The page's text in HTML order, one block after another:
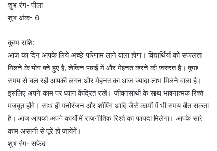
शुभ रंग- पीला
शुभ अंक- 6
कुम्भ राशि:
आज का दिन आपके लिये अच्छे परिणाम लाने वाला होगा। विद्यार्थियों को सफलता
मिलने के योग बने हुए है, लेकिन पढाई में और मेहनत करने की जरुरत है। कुछ
समय से चल रही आपकी लगन और मेहनत का आज ज्यादा लाभ मिलने वाला है।
इसलिए अपने काम पर ध्यान केंद्रित रखें। जीवनसाथी के साथ भावनात्मक रिश्ते
मजबूत होंगे। साथ ही मनोरंजन और शॉपिंग आदि जैसे कामों में भी समय बीत सकता
है। आज आपको अपने कार्यों में राजनीतिक रिश्ते का फायदा मिलेगा। आपके सारे
काम असानी से पूरें हो जायेंगें।
शुभ रंग- सफेद